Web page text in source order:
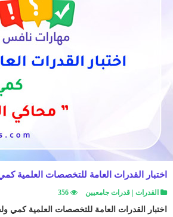
اختبار القدرات العامة للتخصصات العلمية
القدرات | قدرات جامعيين 356
اختبار القدرات العامة للتخصصات العلمية كمي